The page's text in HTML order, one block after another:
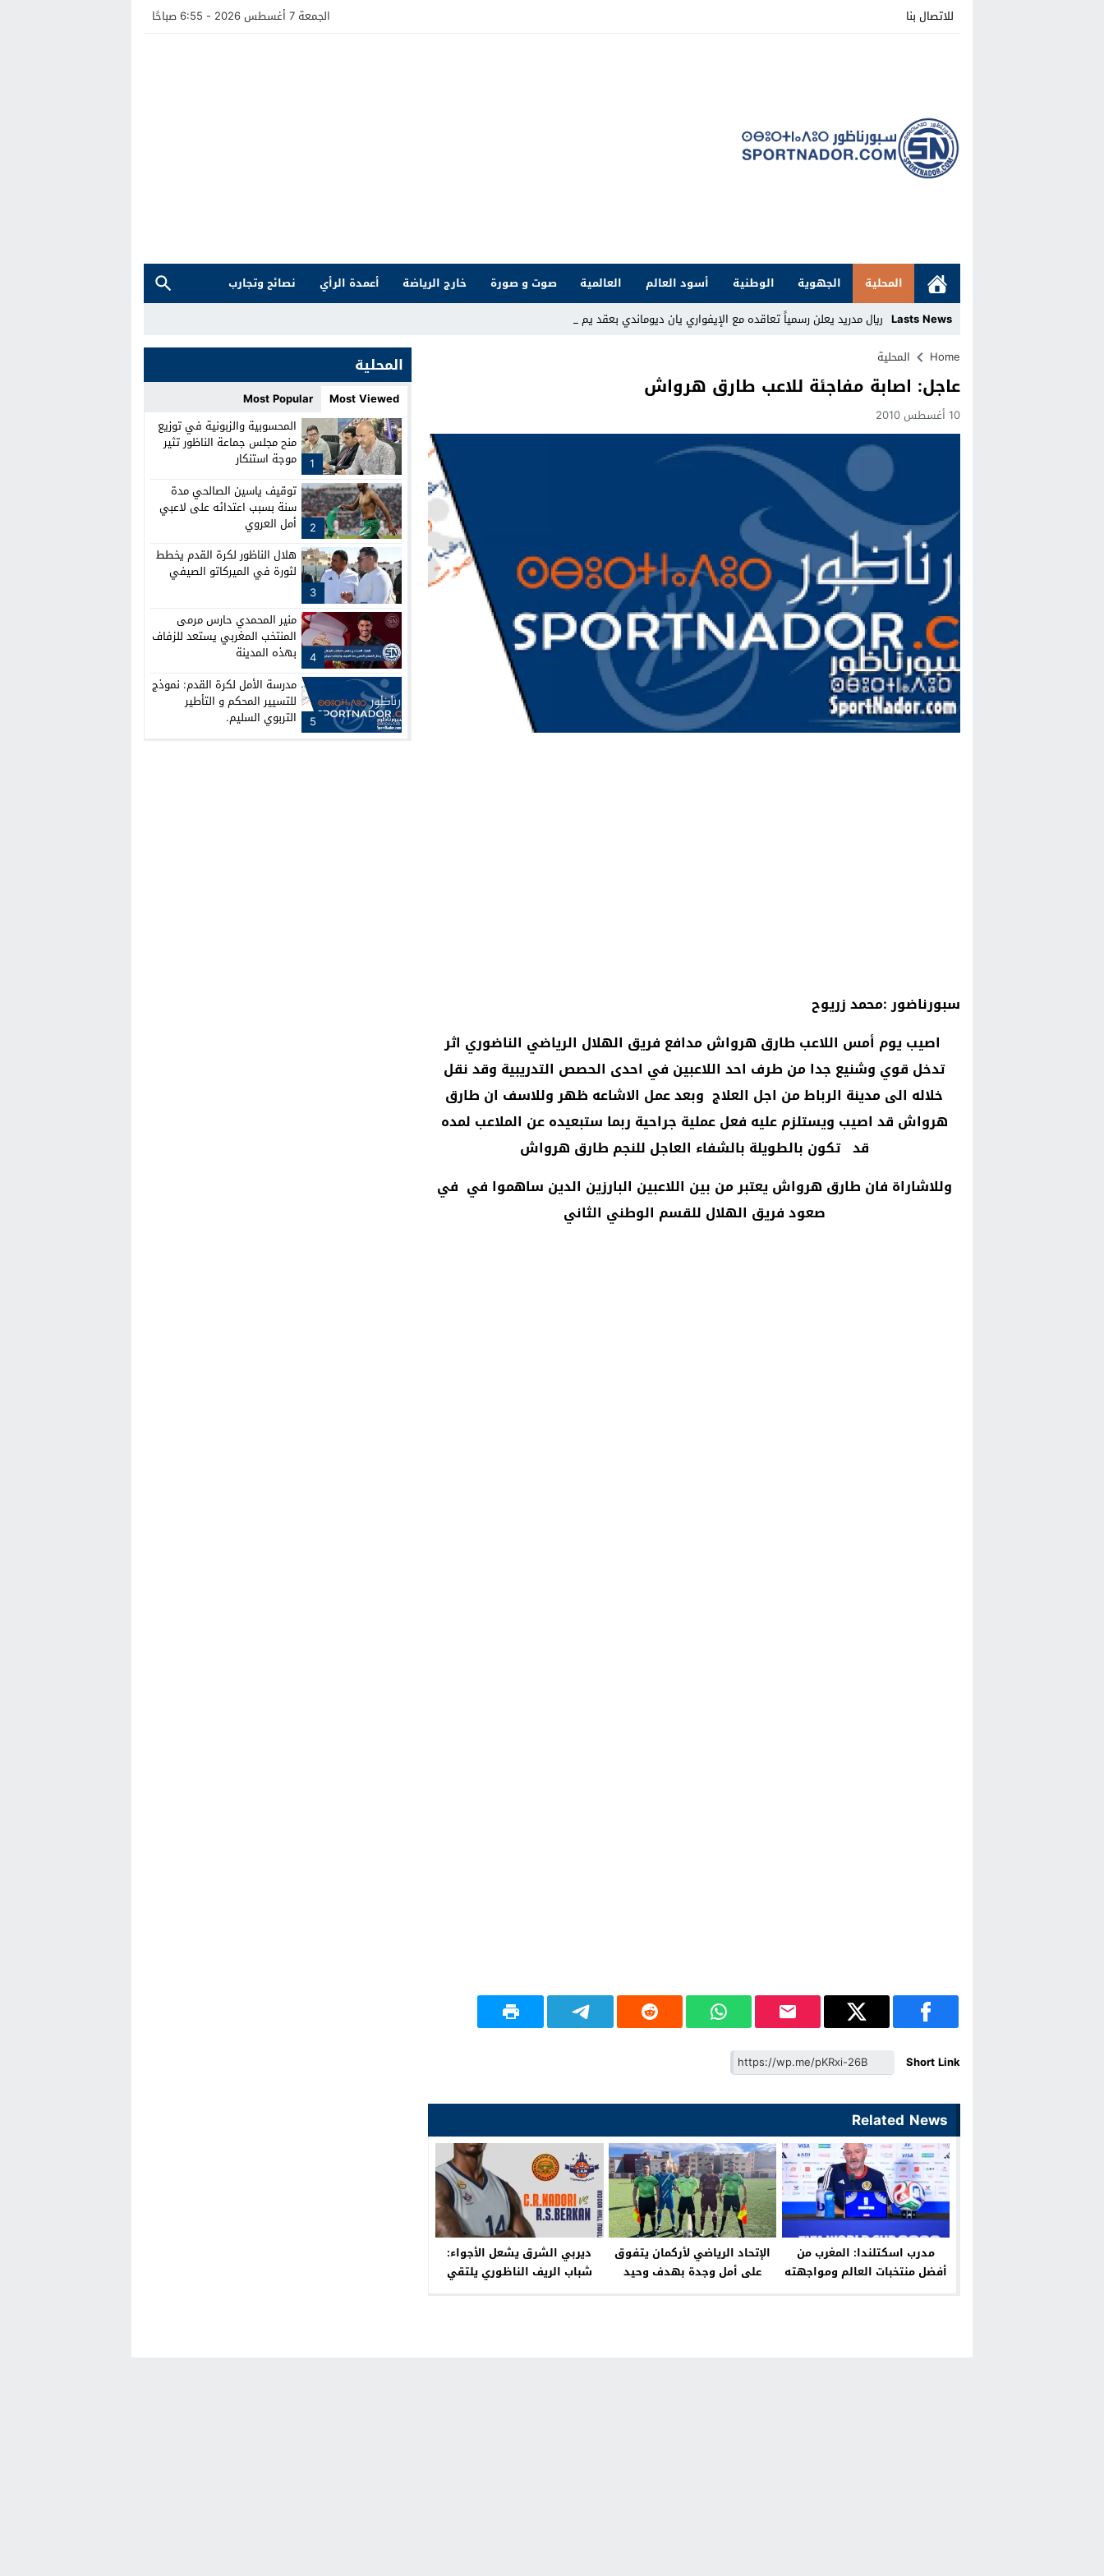
للاتصال بنا الجمعة 7 أغسطس 2026 - 6:55 صباحًا
المحلية الجهوية الوطنية أسود العالم العالمية صوت و صورة خارج الرياضة أعمدة الرأي
نصائح وتجارب
Lasts News ريال مدريد يعلن رسمياً تعاقده مع الإيفواري يان ديوماندي بعقد يمتد حتى 20_
Stop
Previous
Next
Home المحلية
عاجل: اصابة مفاجئة للاعب طارق هرواش
10 أغسطس 2010
سبورناضور :محمد زريوح
اصيب يوم أمس اللاعب طارق هرواش مدافع فريق الهلال الرياضي الناضوري اثر
تدخل قوي وشنيع جدا من طرف احد اللاعبين في احدى الحصص التدريبية وقد نقل
خلاله الى مدينة الرباط من اجل العلاج وبعد عمل الاشاعه ظهر وللاسف ان طارق
هرواش قد اصيب ويستلزم عليه فعل عملية جراحية ربما ستبعيده عن الملاعب لمده
قد تكون بالطويلة بالشفاء العاجل للنجم طارق هرواش
وللاشاراة فان طارق هرواش يعتبر من بين اللاعبين البارزين الدين ساهموا في في
صعود فريق الهلال للقسم الوطني الثاني
Short Link
Related News
مدرب اسكتلندا: المغرب من
أفضل منتخبات العالم ومواجهته
الإتحاد الرياضي لأركمان يتفوق
على أمل وجدة بهدف وحيد
ديربي الشرق يشعل الأجواء:
شباب الريف الناظوري يلتقي
المحلية
Most Viewed
Most Popular
1
المحسوبية والزبونية في توزيع
منح مجلس جماعة الناظور تثير
موجة استنكار
2
توقيف ياسين الصالحي مدة
سنة بسبب اعتدائه على لاعبي
أمل العروي
3
هلال الناظور لكرة القدم يخطط
لثورة في الميركاتو الصيفي
4
منير المحمدي حارس مرمى
المنتخب المغربي يستعد للزفاف
بهذه المدينة
5
مدرسة الأمل لكرة القدم: نموذج
للتسيير المحكم و التأطير
التربوي السليم.